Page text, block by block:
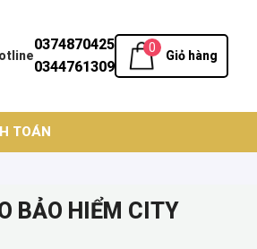
0374870425
0344761309
0
Giỏ hàng
TOÁN
BẢO HIỂM CITY